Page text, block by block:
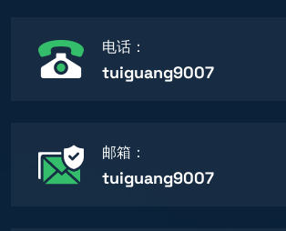
电话：
tuiguang9007
邮箱：
tuiguang9007